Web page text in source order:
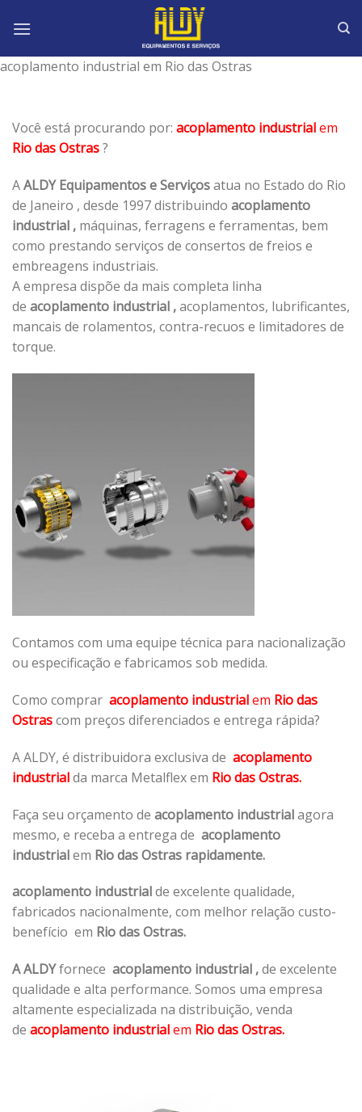
acoplamento industrial em Rio das Ostras
Você está procurando por: acoplamento industrialem
Rio das Ostras?
AALDY Equipamentos e Serviçosatua no Estado do Rio
de Janeiro , desde 1997 distribuindo acoplamento
industrial , máquinas, ferragens e ferramentas, bem
como prestando serviços de consertos de freios e
embreagens industriais.
A empresa dispõe da mais completa linha
de acoplamento industrial ,acoplamentos, lubrificantes,
mancais de rolamentos, contra-recuos e limitadores de
torque.
Contamos com uma equipe técnica para nacionalização
ou especificação e fabricamos sob medida.
Como comprar acoplamento industrialem Rio das
Ostrascom preços diferenciados e entrega rápida?
A ALDY, é distribuidora exclusiva de acoplamento
industrialda marca Metalflex em Rio das Ostras.
Faça seu orçamento de acoplamento industrialagora
mesmo, e receba a entrega de acoplamento
industrialem Rio das Ostras rapidamente.
acoplamento industrialde excelente qualidade,
fabricados nacionalmente, com melhor relação custo-
benefício em Rio das Ostras.
A ALDYfornece acoplamento industrial ,de excelente
qualidade e alta performance. Somos uma empresa
altamente especializada na distribuição, venda
de acoplamento industrialem Rio das Ostras.